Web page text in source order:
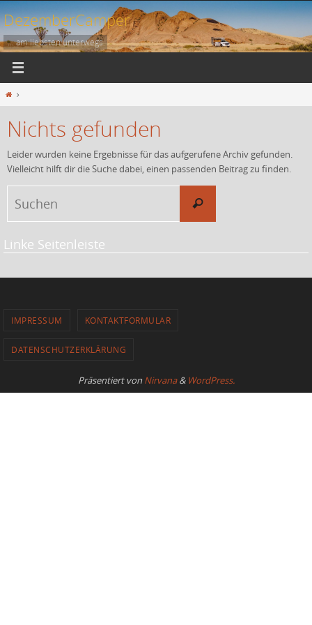
Zum
Inhalt
springen
DezemberCamper
... am liebsten unterwegs
Start
Nichts gefunden
Leider wurden keine Ergebnisse für das aufgerufene Archiv gefunden.
Vielleicht hilft dir die Suche dabei, einen passenden Beitrag zu finden.
Suchen
Linke Seitenleiste
IMPRESSUM KONTAKTFORMULAR
DATENSCHUTZERKLÄRUNG
Präsentiert vonNirvana& WordPress.